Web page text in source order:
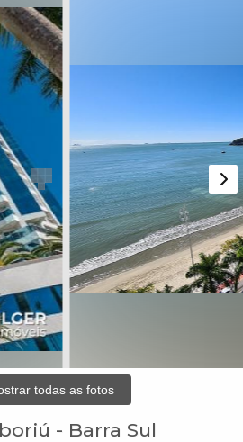
todas as fotos
- Barra Sul